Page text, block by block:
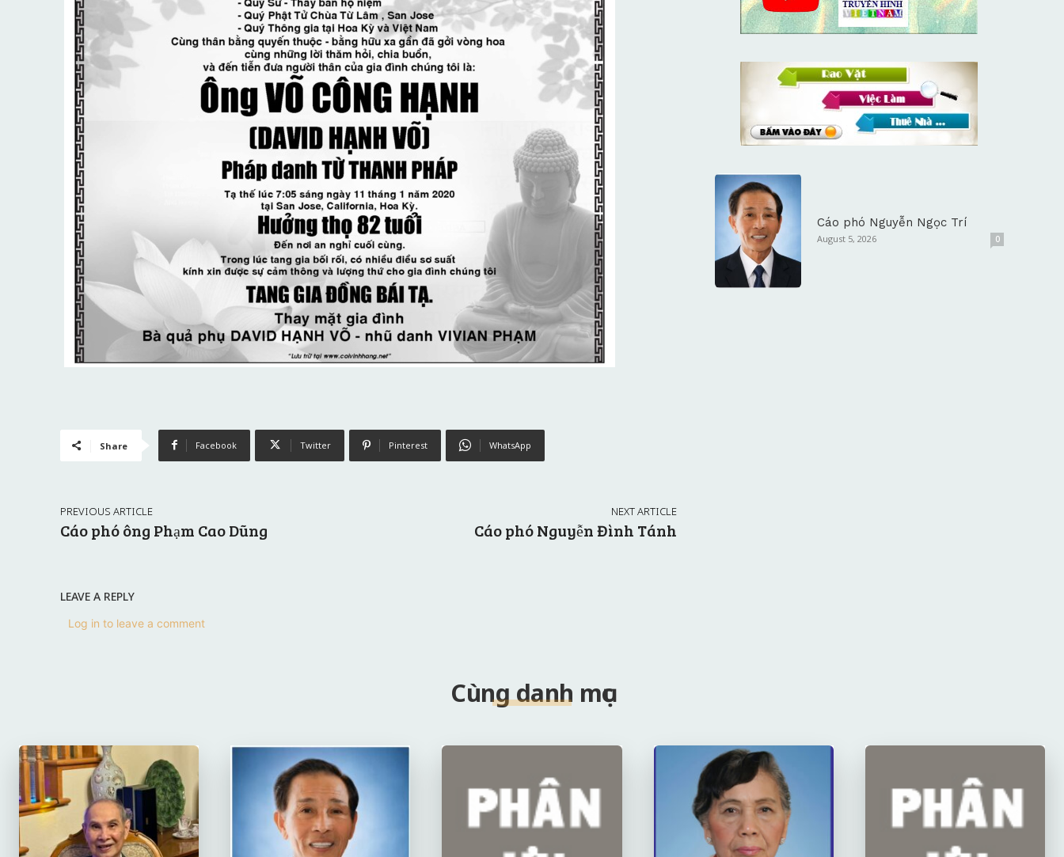
Share Facebook Twitter Pinterest WhatsApp
PREVIOUS ARTICLE
Cáo phó ông Phạm Cao Dũng
NEXT ARTICLE
Cáo phó Nguyễn Đình Tánh
LEAVE A REPLY
Log in to leave a comment
Cáo phó Nguyễn Ngọc Trí
August 5, 2026 0
Cùng danh mục